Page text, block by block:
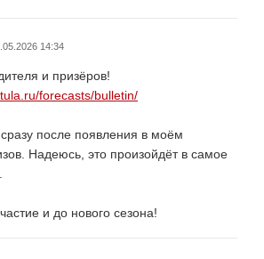
14:34
и призёров!
forecasts/bulletin/
после появления в моём
Надеюсь, это произойдёт в самое
и до нового сезона!